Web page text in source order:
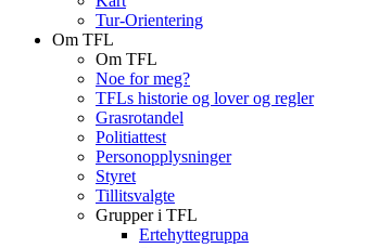
Tur-Orientering
Om TFL
Om TFL
Noe for meg?
TFLs historie og lover og regler
Grasrotandel
Politiattest
Personopplysninger
Styret
Tillitsvalgte
Grupper i TFL
Ertehyttegruppa